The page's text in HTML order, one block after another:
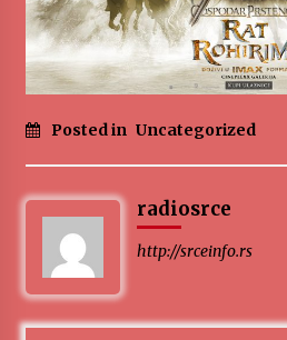
Posted in Uncategorized
radiosrce
http://srceinfo.rs